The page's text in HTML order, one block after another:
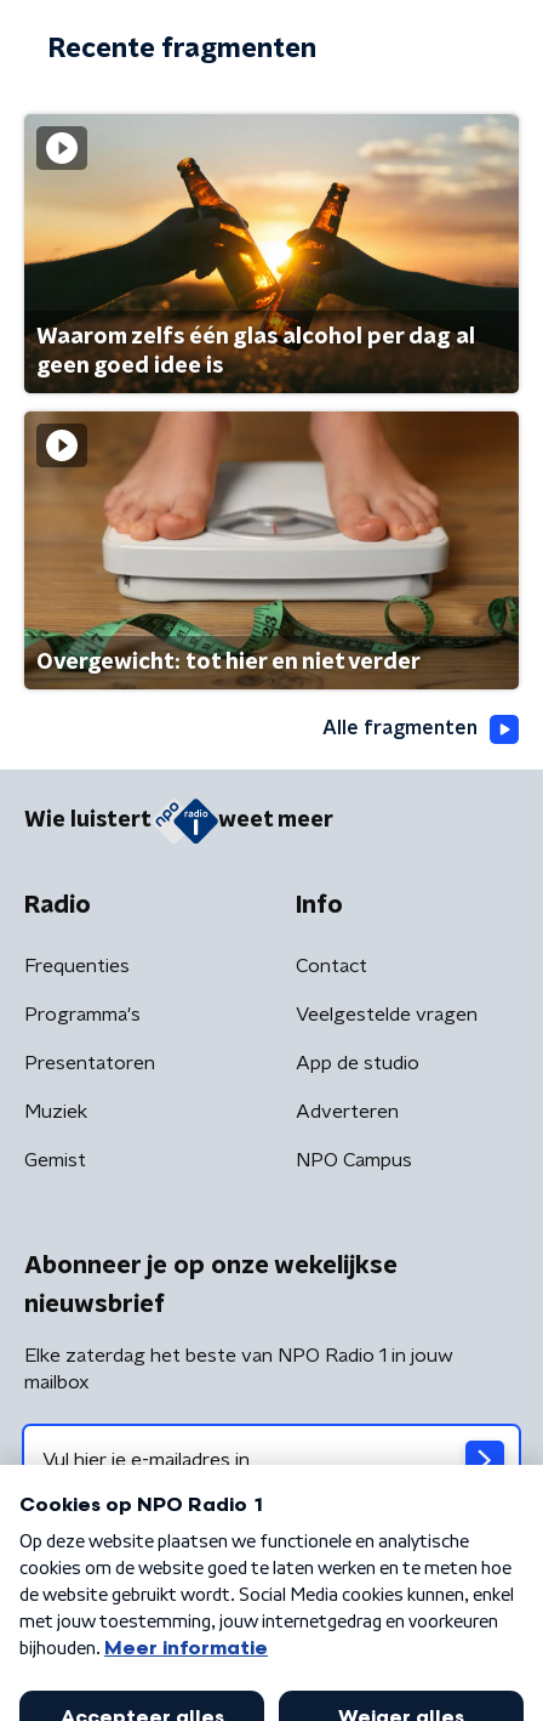
Recente fragmenten
Waarom zelfs één glas alcohol per dag al
geen goed idee is
Overgewicht: tot hier en niet verder
Alle fragmenten
Wie luistert weet meer
Radio
Frequenties
Programma's
Presentatoren
Muziek
Gemist
Info
Contact
Veelgestelde vragen
App de studio
Adverteren
NPO Campus
Abonneer je op onze wekelijkse
nieuwsbrief
Elke zaterdag het beste van NPO Radio 1 in jouw
mailbox
Algemene voorwaarden